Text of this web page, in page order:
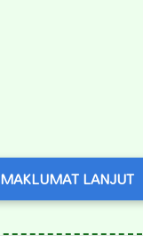
MAKLUMAT LANJUT